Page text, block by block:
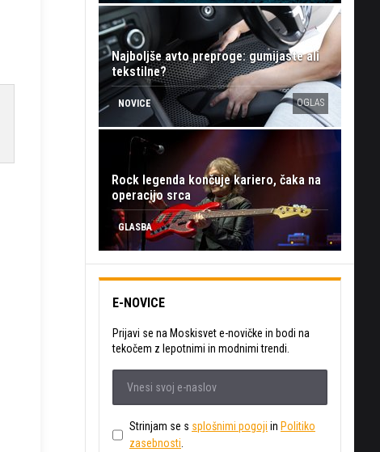
Najboljše avto preproge: gumijaste ali
tekstilne?
NOVICE OGLAS
Rock legenda končuje kariero, čaka na
operacijo srca
GLASBA
E-NOVICE
Prijavi se na Moskisvet e-novičke in bodi na
tekočem z lepotnimi in modnimi trendi.
Strinjam se s splošnimi pogoji in Politiko
zasebnosti